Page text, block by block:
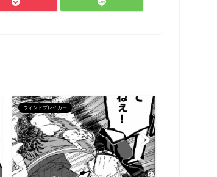
ウィンドブレイカー